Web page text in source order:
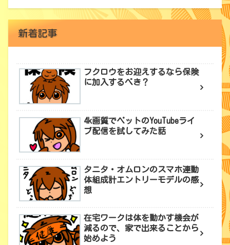
新着記事
フクロウをお迎えするなら保険
に加入するべき？
4k画質でペットのYouTubeライ
ブ配信を試してみた話
タニタ・オムロンのスマホ連動
体組成計エントリーモデルの感
想
在宅ワークは体を動かす機会が
減るので、家で出来ることから
始めよう